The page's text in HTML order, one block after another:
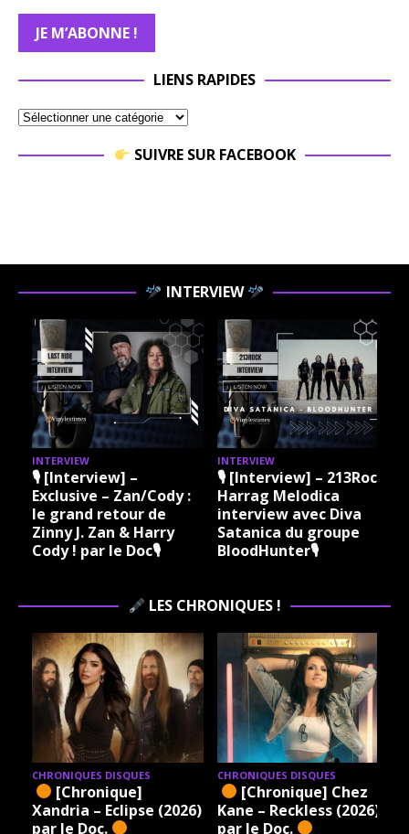
LIENS RAPIDES
SUIVRE SUR FACEBOOK
INTERVIEW
INTERVIEW
🎙 [Interview] –
Exclusive – Zan/Cody :
le grand retour de
Zinny J. Zan & Harry
Cody ! par le Doc🎙
INTERVIEW
🎙 [Interview] – 213Rock
Harrag Melodica
interview avec Diva
Satanica du groupe
BloodHunter🎙
LES CHRONIQUES !
CHRONIQUES DISQUES
[Chronique]
Xandria – Eclipse (2026)
par le Doc.
CHRONIQUES DISQUES
[Chronique] Chez
Kane – Reckless (2026)
par le Doc.